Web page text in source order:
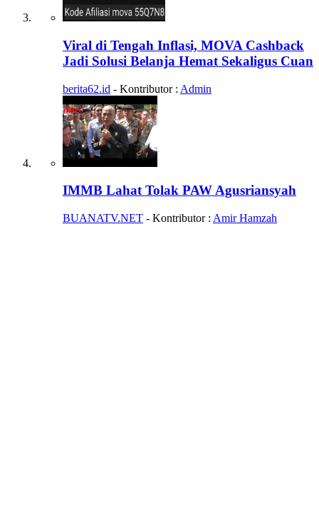
Viral di Tengah Inflasi, MOVA Cashback
Jadi Solusi Belanja Hemat Sekaligus Cuan
berita62.id - Kontributor : Admin
IMMB Lahat Tolak PAW Agusriansyah
BUANATV.NET - Kontributor : Amir Hamzah